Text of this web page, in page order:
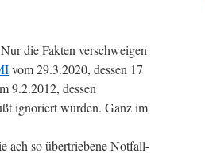
die Fakten verschweigen
vom 29.3.2020, dessen 17
9.2.2012, dessen
ignoriert wurden. Ganz im
ach so übertriebene Notfall-